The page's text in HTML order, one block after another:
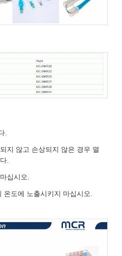
.
지 않고 손상되지 않은 경우 멸
.
십시오.
온도에 노출시키지 마십시오.